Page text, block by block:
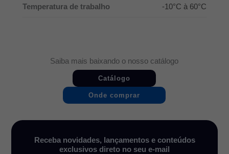
Temperatura de trabalho -10°C à 60°C
Saiba mais baixando o nosso catálogo
Catálogo
Onde comprar
Receba novidades, lançamentos e conteúdos
exclusivos direto no seu e-mail